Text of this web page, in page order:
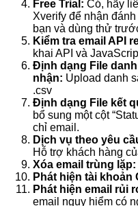
Free Trial: Có, hãy
Xverify để nhận
bạn và dùng thử
Kiểm tra email API
khai API và
Định dạng File
nhận: Upload danh
.csv
Định dạng File kết
bổ sung một cột
chỉ email.
Dịch vụ theo yêu
Hỗ trợ khách hàng
Xóa email trùng lặp:
Phát hiện tài khoản
Phát hiện email rủi
email nguy hiểm có